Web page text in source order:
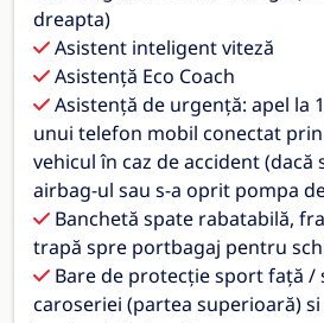
dreapta)
Asistent inteligent viteză
Asistență Eco Coach
Asistență de urgență: apel la
unui telefon mobil conectat
vehicul în caz de accident (dacă
airbag-ul sau s-a oprit pompa
Banchetă spate rabatabilă,
trapă spre portbagaj pentru
Bare de protecție sport față /
caroseriei (partea superioară)